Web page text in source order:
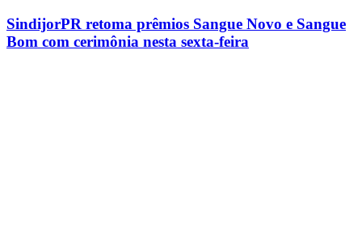
SindijorPR retoma prêmios Sangue Novo e Sangue
Bom com cerimônia nesta sexta-feira